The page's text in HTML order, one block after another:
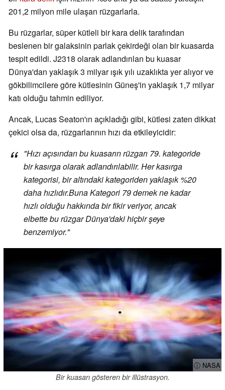
201,2 milyon mile ulaşan rüzgarlarla.
Bu rüzgarlar, süper kütleli bir kara delik tarafından
beslenen bir galaksinin parlak çekirdeği olan bir kuasarda
tespit edildi. J2318 olarak adlandırılan bu kuasar
Dünya'dan yaklaşık 3 milyar ışık yılı uzaklıkta yer alıyor ve
gökbilimcilere göre kütlesinin Güneş'in yaklaşık 1,7 milyar
katı olduğu tahmin ediliyor.
Ancak, Lucas Seaton'ın açıkladığı gibi, kütlesi zaten dikkat
çekici olsa da, rüzgarlarının hızı da etkileyicidir:
"Hızı açısından bu kuasarın rüzgarı 79. kategoride
bir kasırga olarak adlandırılabilir. Her kasırga
kategorisi, bir altındaki kategoriden yaklaşık %20
daha hızlıdır.Buna Kategori 79 demek ne kadar
hızlı olduğu hakkında bir fikir veriyor, ancak
elbette bu rüzgar Dünya'daki hiçbir şeye
benzemiyor."
ⓘ NASA
Bir kuasarı gösteren bir illüstrasyon.